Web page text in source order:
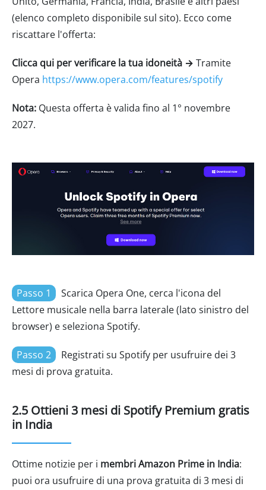
(elenco completo disponibile sul sito). Ecco come
riscattare l'offerta:
Clicca qui per verificare la tua idoneità → Tramite
Opera https://www.opera.com/features/spotify
Nota: Questa offerta è valida fino al 1° novembre
2027.
Passo 1
Scarica Opera One, cerca l'icona del
Lettore musicale nella barra laterale (lato sinistro del
browser) e seleziona Spotify.
Passo 2
Registrati su Spotify per usufruire dei 3
mesi di prova gratuita.
2.5 Ottieni 3 mesi di Spotify Premium gratis
in India
Ottime notizie per i membri Amazon Prime in India:
puoi ora usufruire di una prova gratuita di 3 mesi di